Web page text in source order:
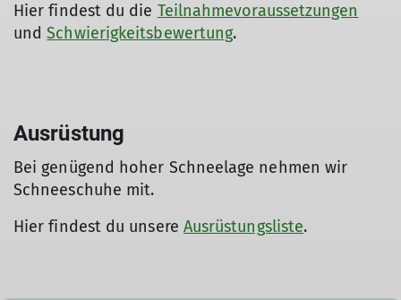
Hier findest du die Teilnahmevoraussetzungen
undSchwierigkeitsbewertung.
Ausrüstung
Bei genügend hoher Schneelage nehmen wir
Schneeschuhe mit.
Hier findest du unsere Ausrüstungsliste.